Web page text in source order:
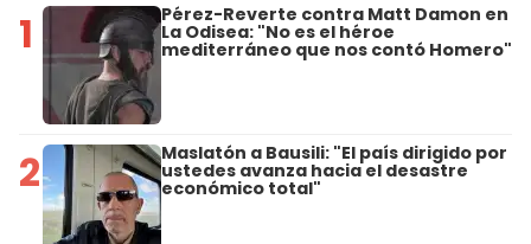
1 Pérez-Reverte contra Matt Damon en
La Odisea: "No es el héroe
mediterráneo que nos contó Homero"
2 Maslatón a Bausili: "El país dirigido por
ustedes avanza hacia el desastre
económico total"